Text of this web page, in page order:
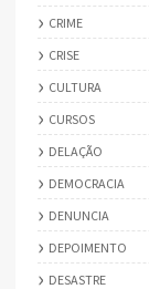
CRIME
CRISE
CULTURA
CURSOS
DELAÇÃO
DEMOCRACIA
DENUNCIA
DEPOIMENTO
DESASTRE